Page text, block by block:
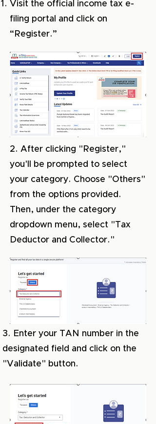
Visit the official income tax e-
filing portal and click on
“Register.”
2. After clicking "Register,"
you'll be prompted to select
your category. Choose "Others"
from the options provided.
Then, under the category
dropdown menu, select "Tax
Deductor and Collector."
3. Enter your TAN number in the
designated field and click on the
"Validate" button.